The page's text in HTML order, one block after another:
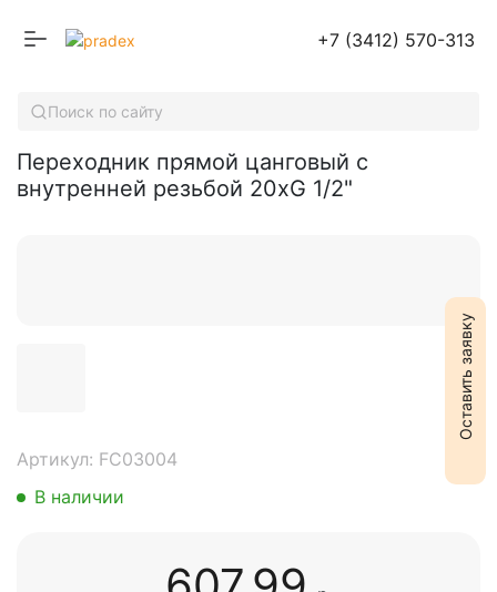
Поиск по сайту
+7 (3412) 570-313
Переходник прямой цанговый с
внутренней резьбой 20хG 1/2"
Артикул: FC03004
В наличии
Оставить заявку